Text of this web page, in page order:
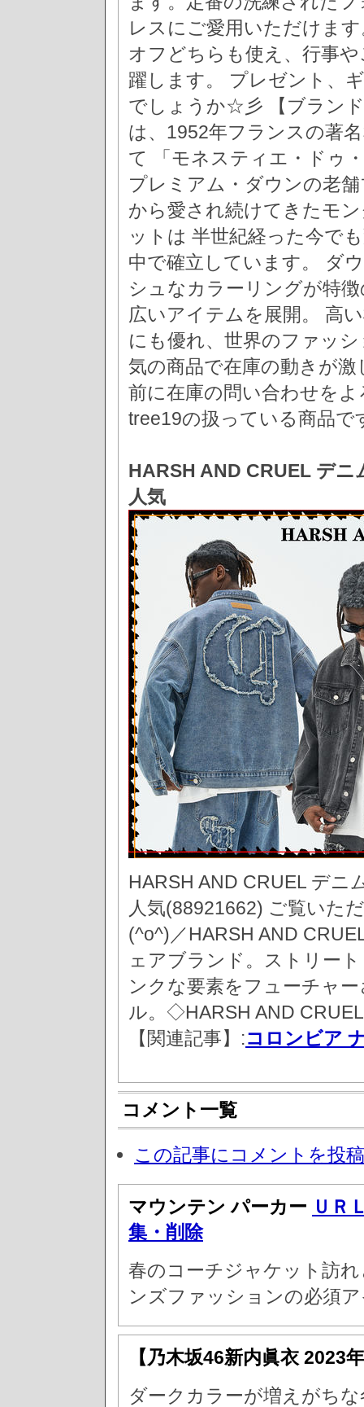
レスにご愛用いただけま
オフどちらも使え、行事
躍します。 プレゼント、
でしょうか☆彡 【ブラン
は、1952年フランスの著
て 「モネスティエ・ドゥ
プレミアム・ダウンの老
から愛され続けてきたモ
ットは 半世紀経った今で
中で確立しています。 ダ
シュなカラーリングが特
広いアイテムを展開。 高
にも優れ、世界のファッ
気の商品で在庫の動きが
前に在庫の問い合わせを
tree19の扱っている商
HARSH AND CRUEL デニ
人気
HARSH AND CRUEL デニ
人気(88921662) ご覧いた
(^o^)／HARSH AND
ェアブランド。ストリー
ンクな要素をフューチャ
ル。◇HARSH AND
【関連記事】:コロンビア
コメント一覧
この記事にコメントを投
マウンテン パーカー ＵＲ
集・削除
春のコーチジャケット訪
ンズファッションの必須
【乃木坂46新内眞衣 2023
ダークカラーが増えがち